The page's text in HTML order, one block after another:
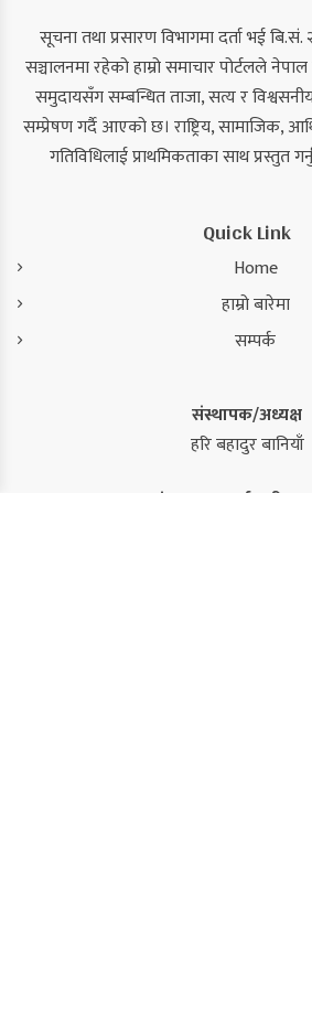
सूचना तथा प्रसारण विभागमा दर्ता भई
सञ्चालनमा रहेको हाम्रो समाचार पोर्टलले
समुदायसँग सम्बन्धित ताजा, सत्य र
सम्प्रेषण गर्दै आएको छ। राष्ट्रिय, सामाजिक,
गतिविधिलाई प्राथमिकताका साथ प्रस्तुत
Quick Link
Home
हाम्रो बारेमा
सम्पर्क
संस्थापक/अध्यक्ष
हरि बहादुर बानियाँ
संस्थापक/कार्यकारी